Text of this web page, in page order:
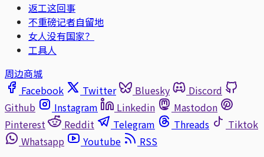
返工这回事
不重磅记者自留地
女人没有国家？
工具人
周边商城
Facebook
Twitter Bluesky
Discord
Github
Instagram Linkedin
Mastodon
Pinterest
Reddit Telegram Threads
Tiktok
Whatsapp
Youtube
RSS